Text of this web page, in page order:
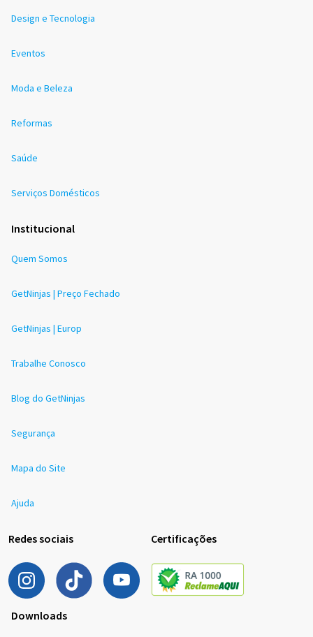
Design e Tecnologia
Eventos
Moda e Beleza
Reformas
Saúde
Serviços Domésticos
Institucional
Quem Somos
GetNinjas | Preço Fechado
GetNinjas | Europ
Trabalhe Conosco
Blog do GetNinjas
Segurança
Mapa do Site
Ajuda
Redes sociais Certificações
Downloads